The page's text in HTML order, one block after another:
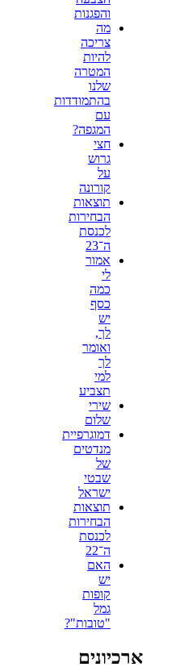
והפגנות
מה
צריכה
להיות
המטרה
שלנו
בהתמודדות
עם
המגפה?
חצי
גרוש
על
קורונה
תוצאות
הבחירות
לכנסת
ה־23
אמור
לי
כמה
כסף
יש
לך,
ואומר
לך
למי
תצביע
שירי
שלום
דמוגרפיית
מנדטים
של
שבטי
ישראל
תוצאות
הבחירות
לכנסת
ה־22
האם
יש
קופות
גמל
"טובות"?
ארכיונים